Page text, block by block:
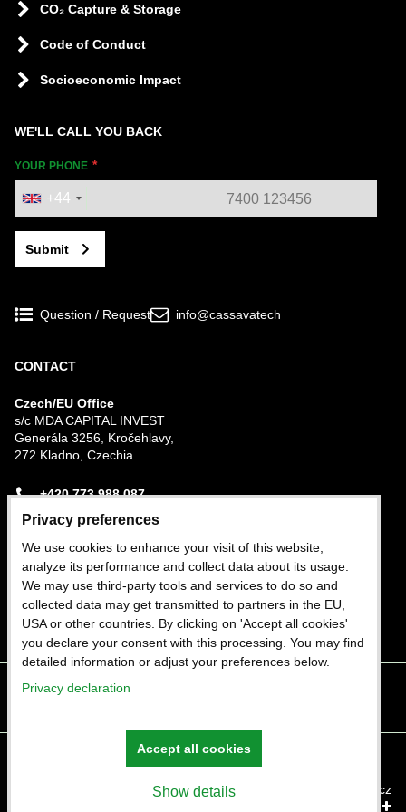
CO₂ Capture & Storage
Code of Conduct
Socioeconomic Impact
WE'LL CALL YOU BACK
YOUR PHONE
+44
Submit
Question / Request info@cassavatech
CONTACT
Czech/EU Office
s/c MDA CAPITAL INVEST
Generála 3256, Kročehlavy,
272 Kladno, Czechia
+420 773 988 087
Plot 282b Trans-Amadi Industrial Estate, Port
Harcourt, Rivers State, Nigeria
+234 803 402 1964
Privacy declaration
Website created with: ByznysWeb.cz
Privacy preferences
We use cookies to enhance your visit of this website,
analyze its performance and collect data about its usage.
We may use third-party tools and services to do so and
collected data may get transmitted to partners in the EU,
USA or other countries. By clicking on 'Accept all cookies'
you declare your consent with this processing. You may find
detailed information or adjust your preferences below.
Privacy declaration
Show details
Accept all cookies